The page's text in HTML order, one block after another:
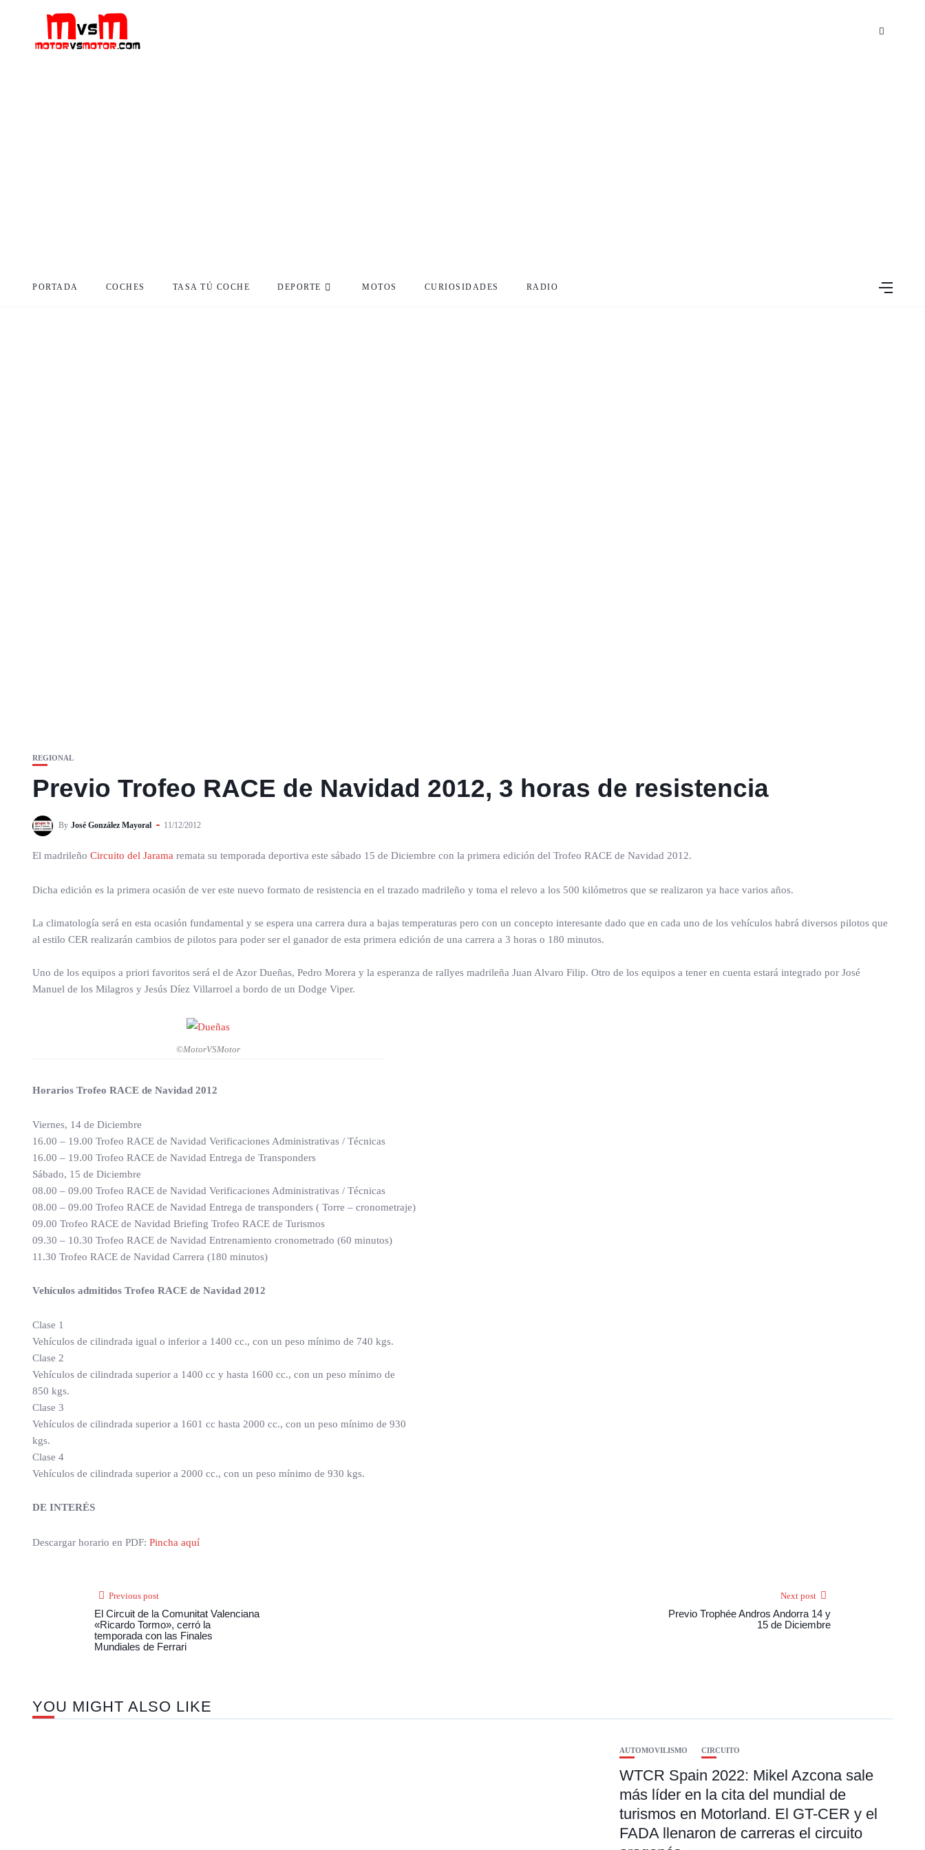
PORTADA COCHES TASA TÚ COCHE DEPORTE MOTOS CURIOSIDADES RADIO
REGIONAL
Previo Trofeo RACE de Navidad 2012, 3 horas de resistencia
By José González Mayoral 11/12/2012
El madrileño Circuito del Jarama remata su temporada deportiva este sábado 15 de Diciembre con la primera edición del Trofeo RACE de Navidad 2012.
Dicha edición es la primera ocasión de ver este nuevo formato de resistencia en el trazado madrileño y toma el relevo a los 500 kilómetros que se realizaron ya hace varios años.
La climatología será en esta ocasión fundamental y se espera una carrera dura a bajas temperaturas pero con un concepto interesante dado que en cada uno de los vehículos habrá diversos pilotos que
al estilo CER realizarán cambios de pilotos para poder ser el ganador de esta primera edición de una carrera a 3 horas o 180 minutos.
Uno de los equipos a priori favoritos será el de Azor Dueñas, Pedro Morera y la esperanza de rallyes madrileña Juan Alvaro Filip. Otro de los equipos a tener en cuenta estará integrado por José
Manuel de los Milagros y Jesús Díez Villarroel a bordo de un Dodge Viper.
©MotorVSMotor
Horarios Trofeo RACE de Navidad 2012
Viernes, 14 de Diciembre
16.00 – 19.00 Trofeo RACE de Navidad Verificaciones Administrativas / Técnicas
16.00 – 19.00 Trofeo RACE de Navidad Entrega de Transponders
Sábado, 15 de Diciembre
08.00 – 09.00 Trofeo RACE de Navidad Verificaciones Administrativas / Técnicas
08.00 – 09.00 Trofeo RACE de Navidad Entrega de transponders ( Torre – cronometraje)
09.00 Trofeo RACE de Navidad Briefing Trofeo RACE de Turismos
09.30 – 10.30 Trofeo RACE de Navidad Entrenamiento cronometrado (60 minutos)
11.30 Trofeo RACE de Navidad Carrera (180 minutos)
Vehículos admitidos Trofeo RACE de Navidad 2012
Clase 1
Vehículos de cilindrada igual o inferior a 1400 cc., con un peso mínimo de 740 kgs.
Clase 2
Vehículos de cilindrada superior a 1400 cc y hasta 1600 cc., con un peso mínimo de
850 kgs.
Clase 3
Vehículos de cilindrada superior a 1601 cc hasta 2000 cc., con un peso mínimo de 930
kgs.
Clase 4
Vehículos de cilindrada superior a 2000 cc., con un peso mínimo de 930 kgs.
DE INTERÉS
Descargar horario en PDF: Pincha aquí
Previous post
El Circuit de la Comunitat Valenciana
«Ricardo Tormo», cerró la
temporada con las Finales
Mundiales de Ferrari
Next post
Previo Trophée Andros Andorra 14 y
15 de Diciembre
YOU MIGHT ALSO LIKE
AUTOMOVILISMO CIRCUITO
WTCR Spain 2022: Mikel Azcona sale
más líder en la cita del mundial de
turismos en Motorland. El GT-CER y el
FADA llenaron de carreras el circuito